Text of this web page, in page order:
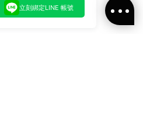
立刻綁定LINE 帳號